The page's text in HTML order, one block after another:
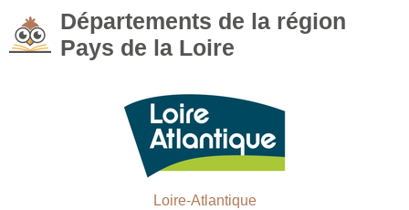
Départements de la région
Pays de la Loire
Loire-Atlantique